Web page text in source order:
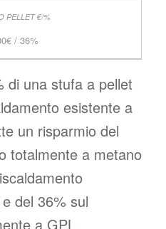
/ 36%
di una stufa a pellet
esistente a
un risparmio del
totalmente a metano
del 36% sul
a GPL.